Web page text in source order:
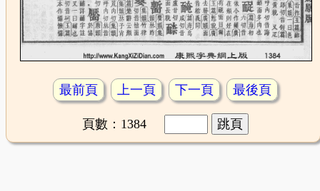
最前頁 上一頁 下一頁 最後頁
頁數：1384